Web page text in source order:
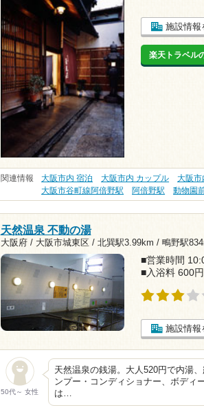
施設情報
楽天トラベル
関連情報 大阪市内 宿泊 大阪市内 カップル 大阪市
大阪市谷町線阿倍野駅
阿倍野駅 動物園
天然温泉 不動の湯
大阪府 / 大阪市城東区 / 北巽駅3.99km / 鴫野駅
■営業時間
■入浴料 600円
施設情報
50代～ 女性
天然温泉の銭湯。大人520円で内湯
ンプー・コンディショナー、ボディ
は…